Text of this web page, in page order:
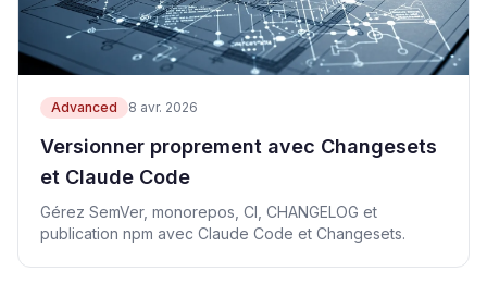
Advanced 8 avr. 2026
Versionner proprement avec Changesets
et Claude Code
Gérez SemVer, monorepos, CI, CHANGELOG et
publication npm avec Claude Code et Changesets.